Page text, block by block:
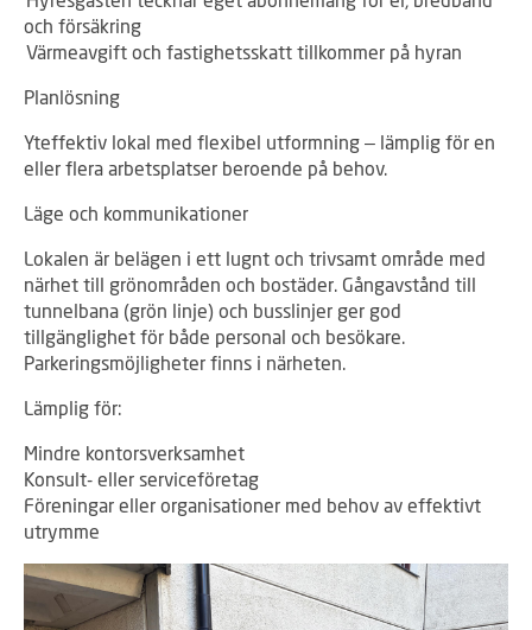
och försäkring
Värmeavgift och fastighetsskatt tillkommer på hyran
Planlösning
Yteffektiv lokal med flexibel utformning – lämplig för en
eller flera arbetsplatser beroende på behov.
Läge och kommunikationer
Lokalen är belägen i ett lugnt och trivsamt område med
närhet till grönområden och bostäder. Gångavstånd till
tunnelbana (grön linje) och busslinjer ger god
tillgänglighet för både personal och besökare.
Parkeringsmöjligheter finns i närheten.
Lämplig för:
Mindre kontorsverksamhet
Konsult- eller serviceföretag
Föreningar eller organisationer med behov av effektivt
utrymme